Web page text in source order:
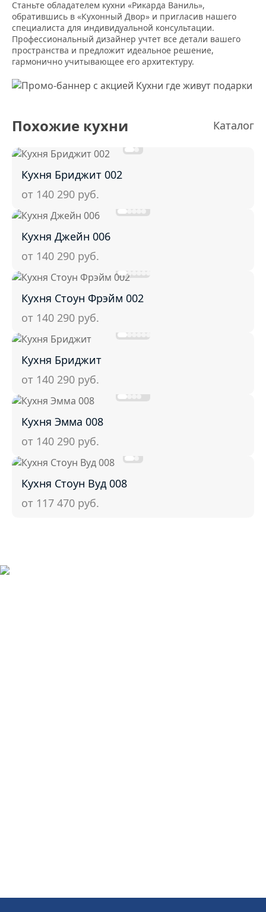
Станьте обладателем кухни «Рикарда Ваниль»,
обратившись в «Кухонный Двор» и пригласив нашего
специалиста для индивидуальной консультации.
Профессиональный дизайнер учтет все детали вашего
пространства и предложит идеальное решение,
гармонично учитывающее его архитектуру.
Похожие кухни Каталог
Кухня Бриджит 002
от 140 290 руб.
Кухня Джейн 006
от 140 290 руб.
Кухня Стоун Фрэйм 002
от 140 290 руб.
Кухня Бриджит
от 140 290 руб.
Кухня Эмма 008
от 140 290 руб.
Кухня Стоун Вуд 008
от 117 470 руб.